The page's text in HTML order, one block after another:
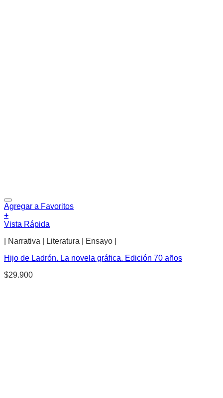
Agregar a Favoritos
+
Vista Rápida
| Narrativa | Literatura | Ensayo |
Hijo de Ladrón. La novela gráfica. Edición 70 años
$29.900